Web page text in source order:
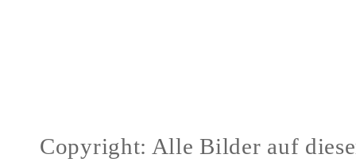
Copyright: Alle Bilder auf